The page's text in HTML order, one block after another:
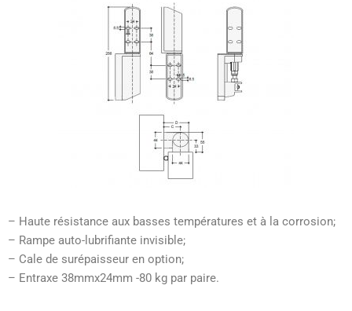
– Haute résistance aux basses températures et à la corrosion;
– Rampe auto-lubrifiante invisible;
– Cale de surépaisseur en option;
– Entraxe 38mmx24mm -80 kg par paire.